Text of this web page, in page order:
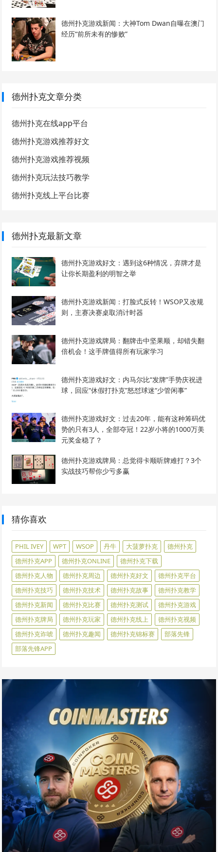
德州扑克游戏新闻：大神Tom Dwan自曝在澳门
经历“前所未有的惨败”
德州扑克文章分类
德州扑克在线app平台
德州扑克游戏推荐好文
德州扑克游戏推荐视频
德州扑克玩法技巧教学
德州扑克线上平台比赛
德州扑克最新文章
德州扑克游戏好文：遇到这6种情况，弃牌才是
让你长期盈利的明智之举
德州扑克游戏新闻：打脸式反转！WSOP又改规
则，主赛决赛桌取消计时器
德州扑克游戏牌局：翻牌击中坚果顺，却错失翻
倍机会！这手牌值得所有玩家学习
德州扑克游戏好文：内马尔比“发牌”手势庆祝进
球，回应“休假打扑克”怒怼球迷“少管闲事”
德州扑克游戏好文：过去20年，能有这种筹码优
势的只有3人，全部夺冠！22岁小将的1000万美
元奖金稳了？
德州扑克游戏牌局：总觉得卡顺听牌难打？3个
实战技巧帮你少亏多赢
猜你喜欢
PHIL IVEY WPT WSOP 丹牛 大菠萝扑克
德州扑克
德州扑克APP
德州扑克ONLINE
德州扑克下载
德州扑克人物
德州扑克周边 德州扑克好文
德州扑克平台
德州扑克技巧
德州扑克技术 德州扑克故事
德州扑克教学
德州扑克新闻
德州扑克比赛 德州扑克测试
德州扑克游戏
德州扑克牌局
德州扑克玩家 德州扑克线上
德州扑克视频
德州扑克诈唬
德州扑克趣闻 德州扑克锦标赛
部落先锋
部落先锋APP